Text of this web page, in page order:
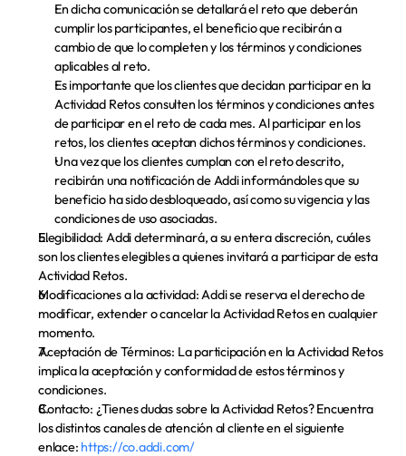
En dicha comunicación se detallará el reto que deberán
cumplir los participantes, el beneficio que recibirán a
cambio de que lo completen y los términos y condiciones
aplicables al reto.
Es importante que los clientes que decidan participar en la
Actividad Retos consulten los términos y condiciones antes
de participar en el reto de cada mes. Al participar en los
retos, los clientes aceptan dichos términos y condiciones.
Una vez que los clientes cumplan con el reto descrito,
recibirán una notificación de Addi informándoles que su
beneficio ha sido desbloqueado, así como su vigencia y las
condiciones de uso asociadas.
Elegibilidad: Addi determinará, a su entera discreción, cuáles
son los clientes elegibles a quienes invitará a participar de esta
Actividad Retos.
Modificaciones a la actividad: Addi se reserva el derecho de
modificar, extender o cancelar la Actividad Retos en cualquier
momento.
Aceptación de Términos: La participación en la Actividad Retos
implica la aceptación y conformidad de estos términos y
condiciones.
Contacto: ¿Tienes dudas sobre la Actividad Retos? Encuentra
los distintos canales de atención al cliente en el siguiente
enlace: https://co.addi.com/